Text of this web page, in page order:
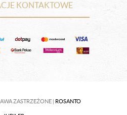
KONTAKTOWE
ZASTRZEŻONE | ROSANTO